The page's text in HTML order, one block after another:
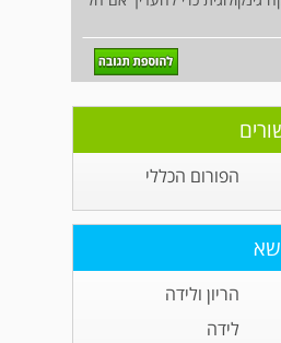
הפורום הכללי
הריון ולידה
לידה